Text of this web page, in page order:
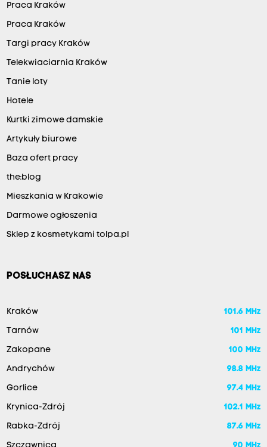
Praca Kraków
Praca Kraków
Targi pracy Kraków
Telekwiaciarnia Kraków
Tanie loty
Hotele
Kurtki zimowe damskie
Artykuły biurowe
Baza ofert pracy
the:blog
Mieszkania w Krakowie
Darmowe ogłoszenia
Sklep z kosmetykami tolpa.pl
POSŁUCHASZ NAS
Kraków 101.6 MHz
Tarnów 101 MHz
Zakopane 100 MHz
Andrychów 98.8 MHz
Gorlice 97.4 MHz
Krynica-Zdrój 102.1 MHz
Rabka-Zdrój 87.6 MHz